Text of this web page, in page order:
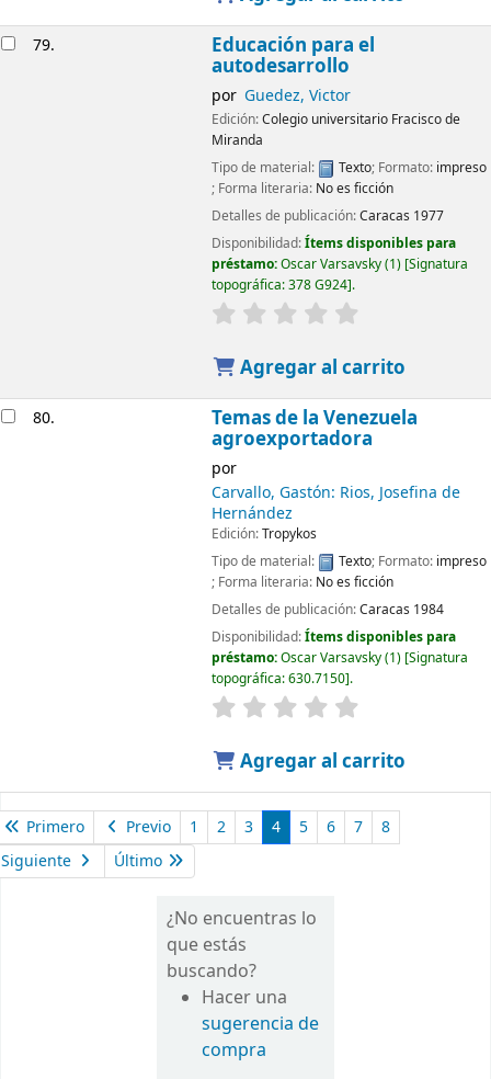
79. Educación para el
autodesarrollo
por Guedez, Victor
Edición:Colegio universitario Fracisco de
Miranda
Tipo de material:
Texto; Formato: impreso
; Forma literaria: No es ficción
Detalles de publicación:Caracas 1977
Disponibilidad:Ítems disponibles para
préstamo:Oscar Varsavsky(1) Signatura
topográfica:378 G924 .
Agregar al carrito
80. Temas de la Venezuela
agroexportadora
por
Carvallo, Gastón: Rios, Josefina de
Hernández
Edición:Tropykos
Tipo de material:
Texto; Formato: impreso
; Forma literaria: No es ficción
Detalles de publicación:Caracas 1984
Disponibilidad:Ítems disponibles para
préstamo:Oscar Varsavsky(1) Signatura
topográfica:630.7150 .
Agregar al carrito
Primero Previo 1 2 3 4 5 6 7
8
Siguiente
Último
¿No encuentras lo
que estás
buscando?
Hacer una
sugerencia de
compra